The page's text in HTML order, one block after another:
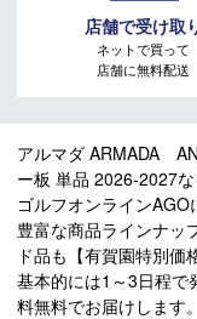
店舗で受け取
ネットで買って
店舗に無料配送
アルマダ ARMADA
ー板 単品 2026-2027
ゴルフオンラインAGO
豊富な商品ラインナッ
ド品も【有賀園特別価
基本的には1～3日程で
料無料でお届けします。